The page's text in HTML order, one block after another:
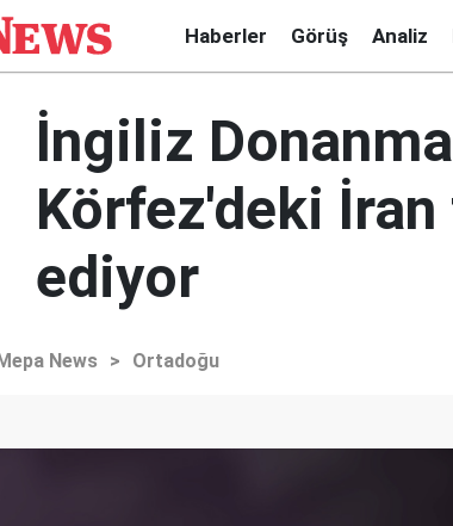
Haberler Görüş Analiz
İngiliz
Körfez'deki
ediyor
News > Ortadoğu